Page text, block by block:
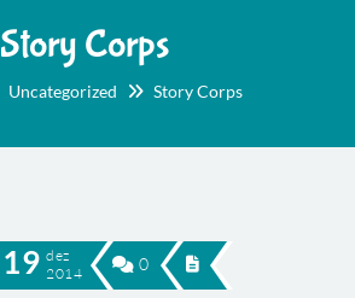
Story Corps
Uncategorized Story Corps
19 dez
2014
0